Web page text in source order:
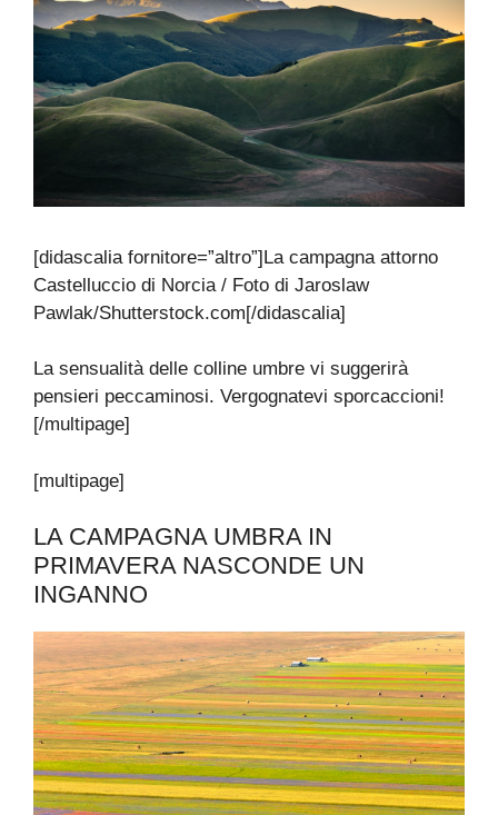
[didascalia fornitore=”altro”]La campagna attorno
Castelluccio di Norcia / Foto di Jaroslaw
Pawlak/Shutterstock.com[/didascalia]
La sensualità delle colline umbre vi suggerirà
pensieri peccaminosi. Vergognatevi sporcaccioni!
[/multipage]
[multipage]
LA CAMPAGNA UMBRA IN
PRIMAVERA NASCONDE UN
INGANNO